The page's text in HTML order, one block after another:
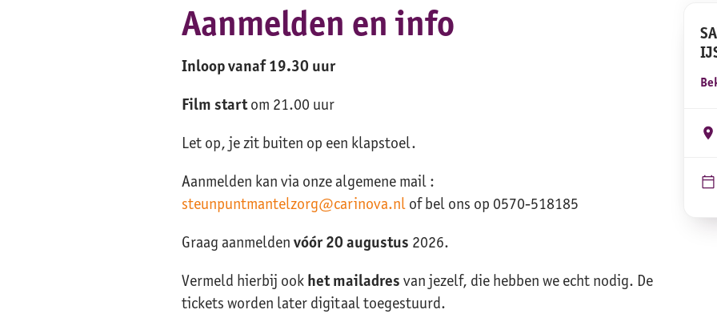
Aanmelden en info
Inloop vanaf 19.30 uur
Film startom 21.00 uur
Let op, je zit buiten op een klapstoel.
Aanmelden kan via onze algemene mail :
steunpuntmantelzorg@carinova.nl of bel ons op 0570-518185
Graag aanmelden vóór 20 augustus 2026.
Vermeld hierbij ook het mailadres van jezelf, die hebben we echt nodig. De
tickets worden later digitaal toegestuurd.